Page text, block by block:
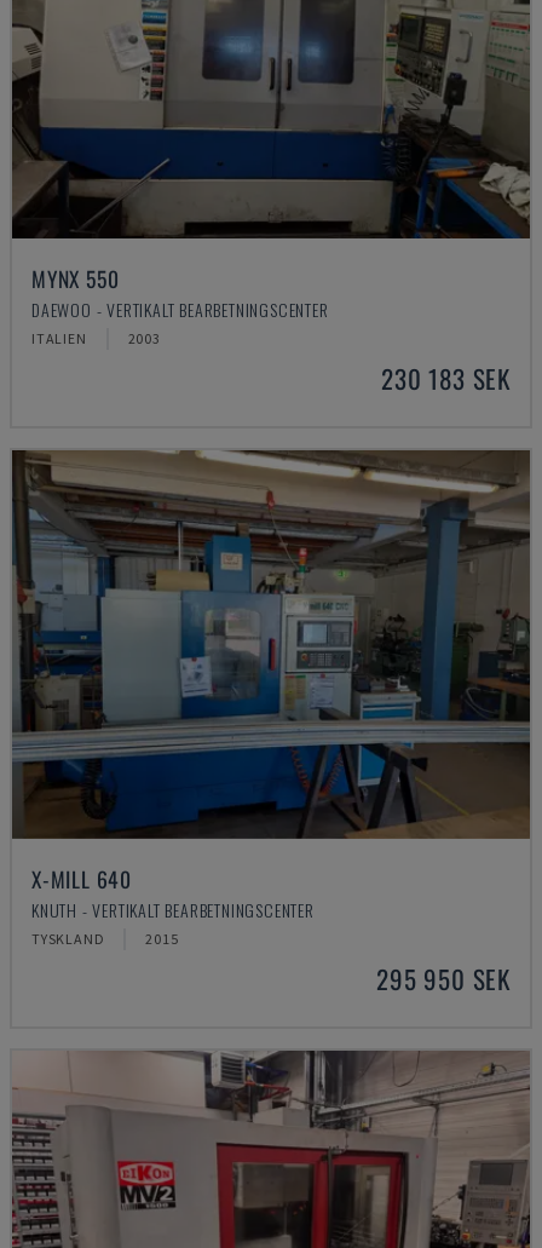
MYNX 550
DAEWOO - VERTIKALT BEARBETNINGSCENTER
ITALIEN 2003
230 183 SEK
X-MILL 640
KNUTH - VERTIKALT BEARBETNINGSCENTER
TYSKLAND 2015
295 950 SEK